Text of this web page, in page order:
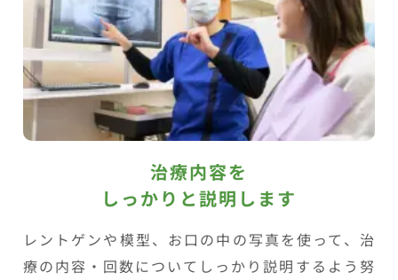
治療内容を
しっかりと説明します
レントゲンや模型、お口の中の写真を使って、治
療の内容・回数についてしっかり説明するよう努